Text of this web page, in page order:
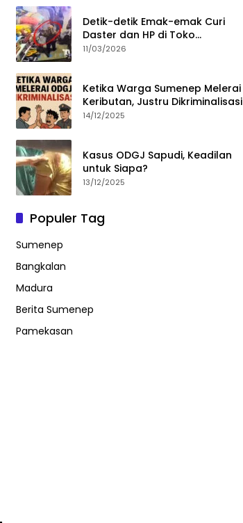
Detik-detik Emak-emak Curi
Daster dan HP di Toko
Sumenep, Aksi Terekam CCTV
11/03/2026
Ketika Warga Sumenep Melerai
Keributan, Justru Dikriminalisasi
14/12/2025
Kasus ODGJ Sapudi, Keadilan
untuk Siapa?
13/12/2025
Populer Tag
Sumenep
Bangkalan
Madura
Berita Sumenep
Pamekasan